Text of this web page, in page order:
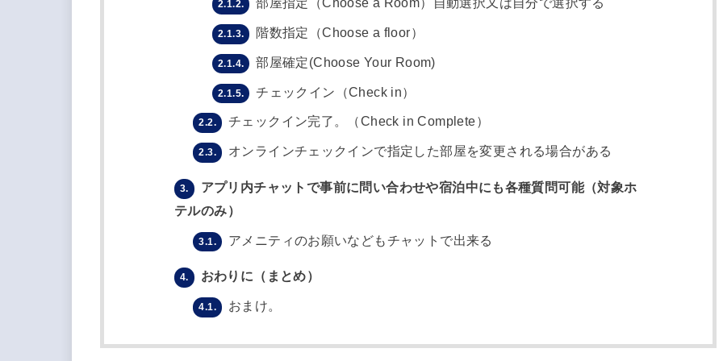
2.1.2. 部屋指定（Choose a Room）自動選択又は自分で選択する
2.1.3. 階数指定（Choose a floor）
2.1.4. 部屋確定(Choose Your Room)
2.1.5. チェックイン（Check in）
2.2. チェックイン完了。（Check in Complete）
2.3. オンラインチェックインで指定した部屋を変更される場合がある
3.
アプリ内チャットで事前に問い合わせや宿泊中にも各種質問可能（対象ホ
テルのみ）
3.1. アメニティのお願いなどもチャットで出来る
4. おわりに（まとめ）
4.1. おまけ。